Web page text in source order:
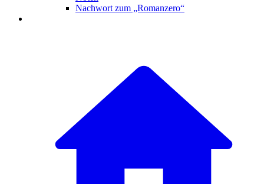
Nachwort zum „Romanzero“